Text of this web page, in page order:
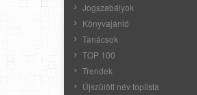
Jogszabályok
Könyvajánló
Tanácsok
TOP 100
Trendek
Újszülött név toplista